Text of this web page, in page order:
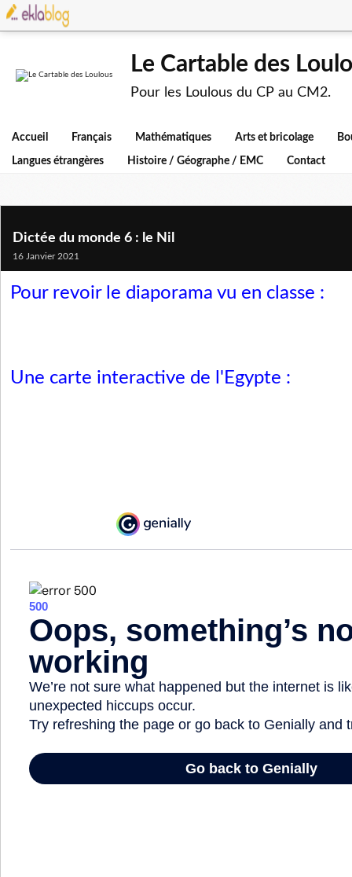
Le Cartable des
Pour les Loulous du CP au CM2.
Accueil Français Mathématiques Arts et bricolage
Langues étrangères Histoire / Géographe / EMC Contact
Dictée du monde 6 : le Nil
16 Janvier 2021
Pour revoir le diaporama vu en classe :
Une carte interactive de l'Egypte :